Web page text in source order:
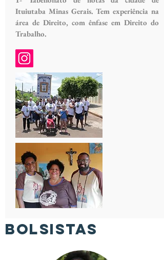
Ituiutaba Minas Gerais. Tem experiência na
área de Direito, com ênfase em Direito do
Trabalho.
BOLSISTAS